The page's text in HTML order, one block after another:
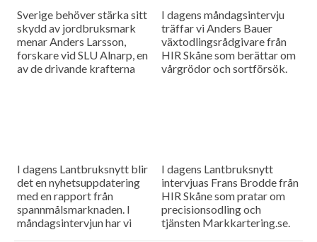
Sverige behöver stärka sitt
skydd av jordbruksmark
menar Anders Larsson,
forskare vid SLU Alnarp, en
av de drivande krafterna
I dagens måndagsintervju
träffar vi Anders Bauer
växtodlingsrådgivare från
HIR Skåne som berättar om
vårgrödor och sortförsök.
I dagens Lantbruksnytt blir
det en nyhetsuppdatering
med en rapport från
spannmålsmarknaden. I
måndagsintervjun har vi
I dagens Lantbruksnytt
intervjuas Frans Brodde från
HIR Skåne som pratar om
precisionsodling och
tjänsten Markkartering.se.